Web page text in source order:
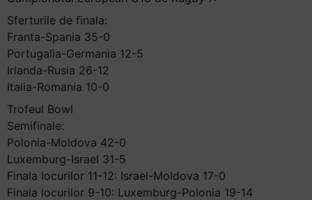
Sferturile de finala:
Franta-Spania 35-0
Portugalia-Germania 12-5
Irlanda-Rusia 26-12
Italia-Romania 10-0
Trofeul Bowl
Semifinale:
Polonia-Moldova 42-0
Luxemburg-Israel 31-5
Finala locurilor 11-12: Israel-Moldova 17-0
Finala locurilor 9-10: Luxemburg-Polonia 19-14